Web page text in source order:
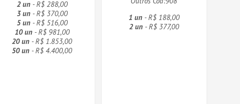
2 un- R$ 288,00
3 un- R$ 370,00
5 un- R$ 516,00
10 un- R$ 981,00
20 un - R$ 1.853,00
50 un - R$ 4.400,00
1 un- R$ 188,00
2 un- R$ 377,00